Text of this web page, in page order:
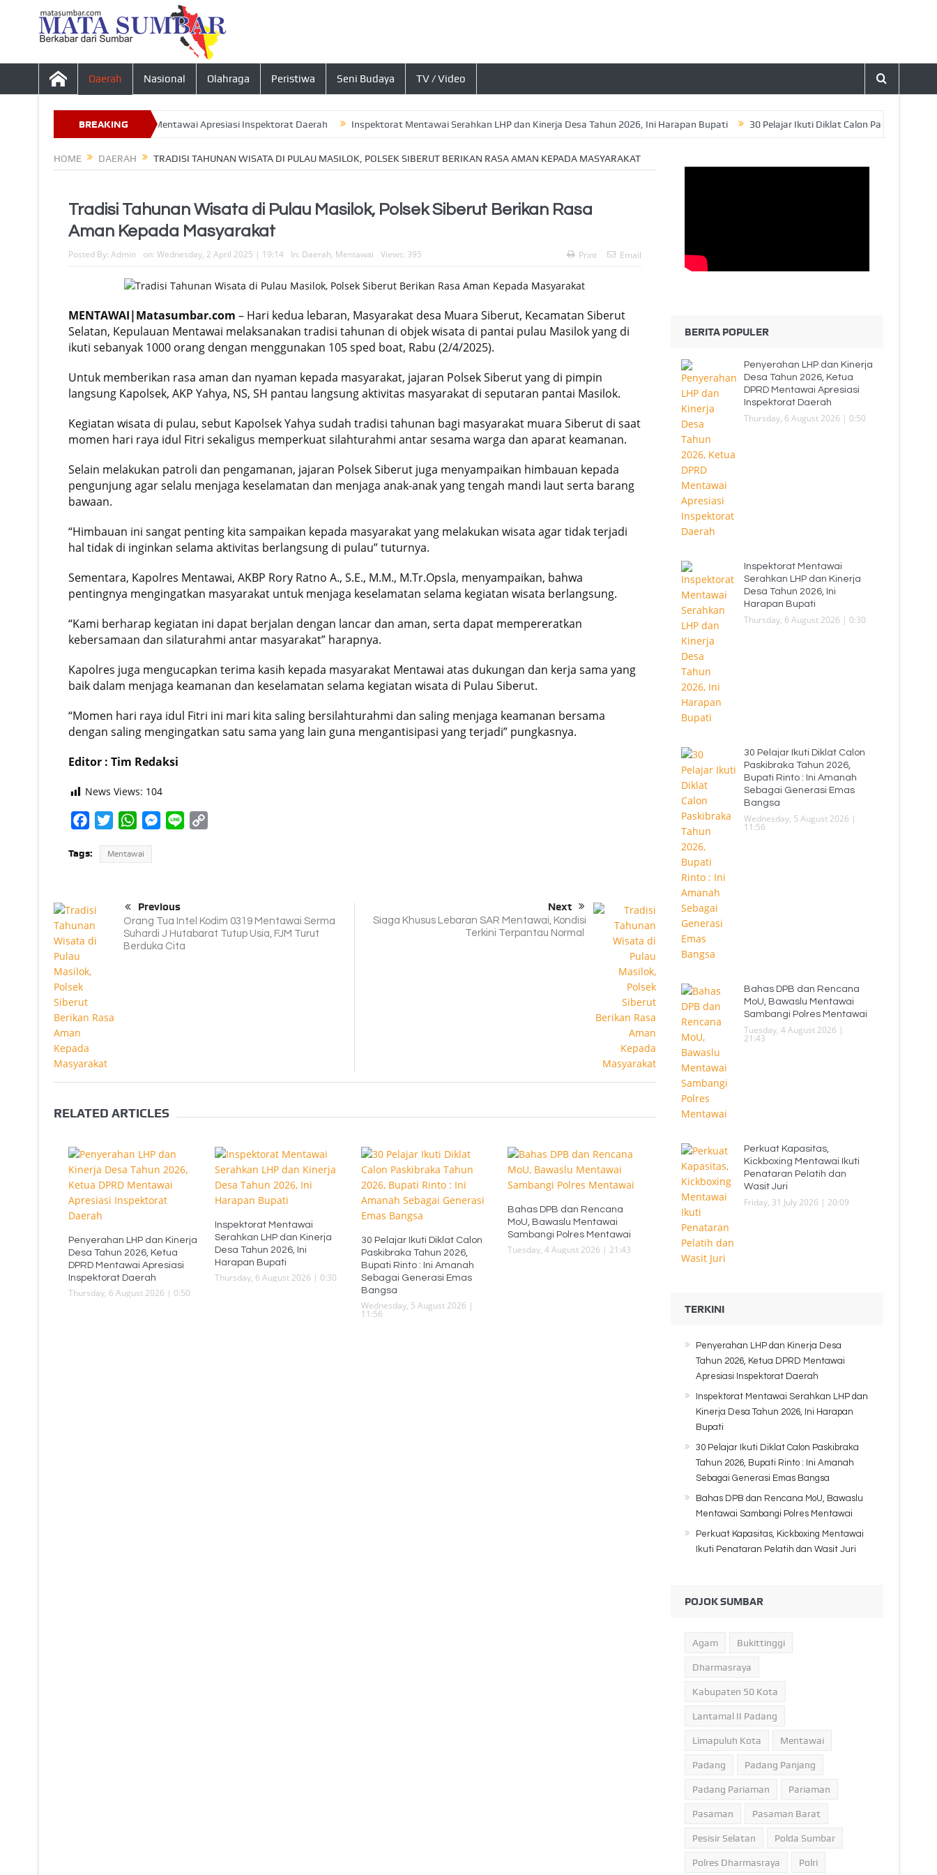
Daerah Nasional Olahraga Peristiwa Seni Budaya TV / Video
BREAKING
NEWS
Tahun 2026, Ketua DPRD Mentawai Apresiasi Inspektorat Daerah Inspektorat Mentawai Serahkan LHP dan Kinerja Desa Tahun 2026, Ini Harapan Bupati 30 Pelajar Ikuti Diklat Calon Paskibraka Tahun
HOME DAERAH TRADISI TAHUNAN WISATA DI PULAU MASILOK, POLSEK SIBERUT BERIKAN RASA AMAN KEPADA MASYARAKAT
Tradisi Tahunan Wisata di Pulau Masilok, Polsek Siberut Berikan Rasa
Aman Kepada Masyarakat
Posted By: Admin on: Wednesday, 2 April 2025 | 19:14 In: Daerah, Mentawai Views: 395 Print Email
MENTAWAI|Matasumbar.com – Hari kedua lebaran, Masyarakat desa Muara Siberut, Kecamatan Siberut
Selatan, Kepulauan Mentawai melaksanakan tradisi tahunan di objek wisata di pantai pulau Masilok yang di
ikuti sebanyak 1000 orang dengan menggunakan 105 sped boat, Rabu (2/4/2025).
Untuk memberikan rasa aman dan nyaman kepada masyarakat, jajaran Polsek Siberut yang di pimpin
langsung Kapolsek, AKP Yahya, NS, SH pantau langsung aktivitas masyarakat di seputaran pantai Masilok.
Kegiatan wisata di pulau, sebut Kapolsek Yahya sudah tradisi tahunan bagi masyarakat muara Siberut di saat
momen hari raya idul Fitri sekaligus memperkuat silahturahmi antar sesama warga dan aparat keamanan.
Selain melakukan patroli dan pengamanan, jajaran Polsek Siberut juga menyampaikan himbauan kepada
pengunjung agar selalu menjaga keselamatan dan menjaga anak-anak yang tengah mandi laut serta barang
bawaan.
“Himbauan ini sangat penting kita sampaikan kepada masyarakat yang melakukan wisata agar tidak terjadi
hal tidak di inginkan selama aktivitas berlangsung di pulau” tuturnya.
Sementara, Kapolres Mentawai, AKBP Rory Ratno A., S.E., M.M., M.Tr.Opsla, menyampaikan, bahwa
pentingnya mengingatkan masyarakat untuk menjaga keselamatan selama kegiatan wisata berlangsung.
“Kami berharap kegiatan ini dapat berjalan dengan lancar dan aman, serta dapat mempereratkan
kebersamaan dan silaturahmi antar masyarakat” harapnya.
Kapolres juga mengucapkan terima kasih kepada masyarakat Mentawai atas dukungan dan kerja sama yang
baik dalam menjaga keamanan dan keselamatan selama kegiatan wisata di Pulau Siberut.
“Momen hari raya idul Fitri ini mari kita saling bersilahturahmi dan saling menjaga keamanan bersama
dengan saling mengingatkan satu sama yang lain guna mengantisipasi yang terjadi” pungkasnya.
Editor : Tim Redaksi
News Views: 104
FacebookTwitterWhatsAppMessenger
Line
Tags: Mentawai
Previous
Orang Tua Intel Kodim 0319 Mentawai Serma
Suhardi J Hutabarat Tutup Usia, FJM Turut
Berduka Cita
Next
Siaga Khusus Lebaran SAR Mentawai, Kondisi
Terkini Terpantau Normal
RELATED ARTICLES
Penyerahan LHP dan Kinerja
Desa Tahun 2026, Ketua
DPRD Mentawai Apresiasi
Inspektorat Daerah
Thursday, 6 August 2026 | 0:50
Inspektorat Mentawai
Serahkan LHP dan Kinerja
Desa Tahun 2026, Ini
Harapan Bupati
Thursday, 6 August 2026 | 0:30
30 Pelajar Ikuti Diklat Calon
Paskibraka Tahun 2026,
Bupati Rinto : Ini Amanah
Sebagai Generasi Emas
Bangsa
Wednesday, 5 August 2026 |
11:56
Bahas DPB dan Rencana
MoU, Bawaslu Mentawai
Sambangi Polres Mentawai
Tuesday, 4 August 2026 | 21:43
BERITA POPULER
Penyerahan LHP dan Kinerja
Desa Tahun 2026, Ketua
DPRD Mentawai Apresiasi
Inspektorat Daerah
Thursday, 6 August 2026 | 0:50
Inspektorat Mentawai
Serahkan LHP dan Kinerja
Desa Tahun 2026, Ini
Harapan Bupati
Thursday, 6 August 2026 | 0:30
30 Pelajar Ikuti Diklat Calon
Paskibraka Tahun 2026,
Bupati Rinto : Ini Amanah
Sebagai Generasi Emas
Bangsa
Wednesday, 5 August 2026 |
11:56
Bahas DPB dan Rencana
MoU, Bawaslu Mentawai
Sambangi Polres Mentawai
Tuesday, 4 August 2026 |
21:43
Perkuat Kapasitas,
Kickboxing Mentawai Ikuti
Penataran Pelatih dan
Wasit Juri
Friday, 31 July 2026 | 20:09
TERKINI
Penyerahan LHP dan Kinerja Desa
Tahun 2026, Ketua DPRD Mentawai
Apresiasi Inspektorat Daerah
Inspektorat Mentawai Serahkan LHP dan
Kinerja Desa Tahun 2026, Ini Harapan
Bupati
30 Pelajar Ikuti Diklat Calon Paskibraka
Tahun 2026, Bupati Rinto : Ini Amanah
Sebagai Generasi Emas Bangsa
Bahas DPB dan Rencana MoU, Bawaslu
Mentawai Sambangi Polres Mentawai
Perkuat Kapasitas, Kickboxing Mentawai
Ikuti Penataran Pelatih dan Wasit Juri
POJOK SUMBAR
Agam Bukittinggi
Dharmasraya
Kabupaten 50 Kota
Lantamal II Padang
Limapuluh Kota Mentawai
Padang Padang Panjang
Padang Pariaman Pariaman
Pasaman Pasaman Barat
Pesisir Selatan Polda Sumbar
Polres Dharmasraya Polri